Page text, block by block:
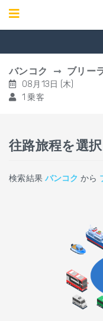
バンコク ブリー
08月13日 (木)
1 乗客
往路旅程を選
検索結果 バンコク から